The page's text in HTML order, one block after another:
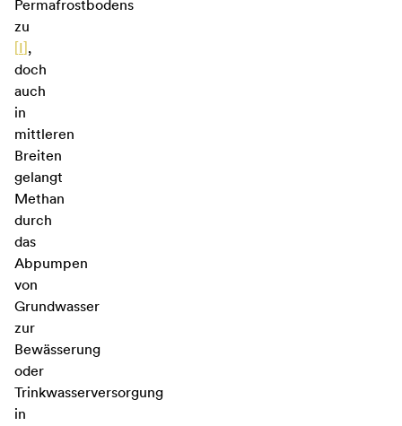
Permafrostbodens
zu
[I],
doch
auch
in
mittleren
Breiten
gelangt
Methan
durch
das
Abpumpen
von
Grundwasser
zur
Bewässerung
oder
Trinkwasserversorgung
in